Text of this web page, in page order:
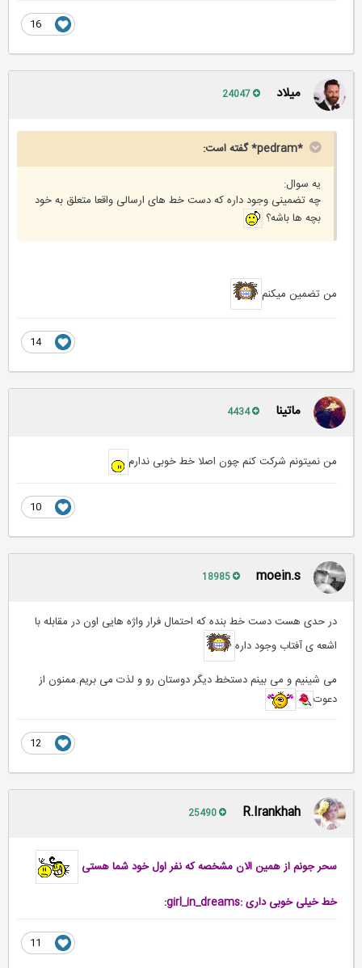
میلاد
*pedram* گفته است:
یه سوال:
چه تضمینی وجود داره که دست خط های ارسالی واقعا متعلق به خود
بچه ها باشه؟
من تضمین میکنم
ماتینا
من نمیتونم شرکت کنم چون اصلا خط خوبی ندارم
moein.s
در حدی هست دست خط بنده که احتمال فرار واژه هایی اون در مقابله با
اشعه ی آفتاب وجود داره
می شینیم و می بینم دستخط دیگر دوستان رو و لذت می بریم.ممنون از
دعوت
R.Irankhah
سحر جونماز همین الانمشخصه که نفر اول خود شما هستی
خط خیلی خوبی داری :girl_in_dreams: